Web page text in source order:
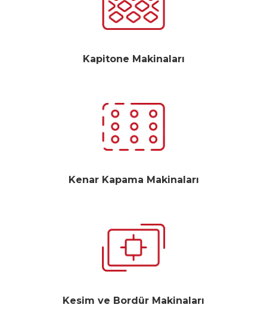
Kapitone Makinaları
Kenar Kapama Makinaları
Kesim ve Bordür Makinaları